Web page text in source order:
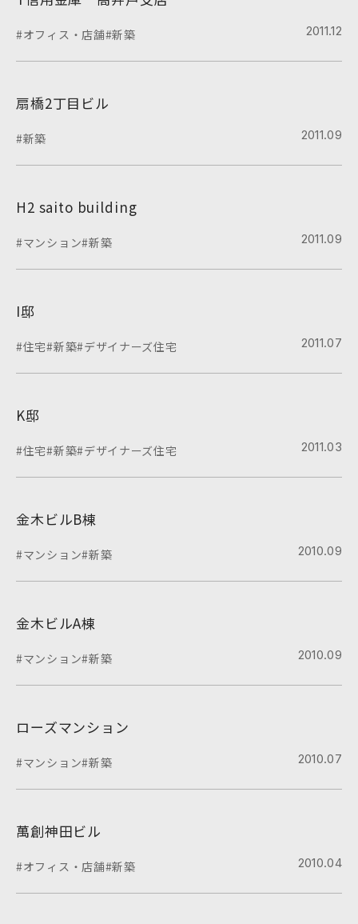
#オフィス・店舗#新築 2011.12
扇橋2丁目ビル
#新築 2011.09
H2 saito building
#マンション#新築 2011.09
I邸
#住宅#新築#デザイナーズ住宅 2011.07
K邸
#住宅#新築#デザイナーズ住宅 2011.03
金木ビルB棟
#マンション#新築 2010.09
金木ビルA棟
#マンション#新築 2010.09
ローズマンション
#マンション#新築 2010.07
萬創神田ビル
#オフィス・店舗#新築 2010.04